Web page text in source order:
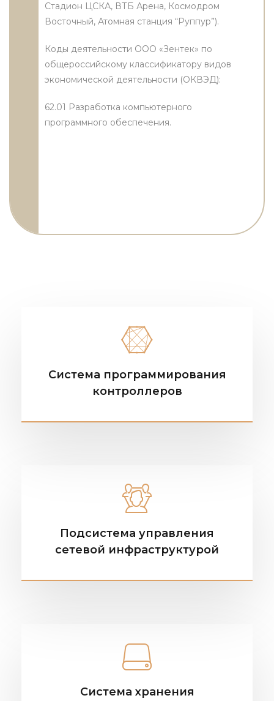
Стадион ЦСКА, ВТБ Арена, Космодром
Восточный, Атомная станция “Руппур”).
Коды деятельности ООО «Зентек» по
общероссийскому классификатору видов
экономической деятельности (ОКВЭД):
62.01 Разработка компьютерного
программного обеспечения.
Система программирования
контроллеров
Подсистема управления
сетевой инфраструктурой
Система хранения